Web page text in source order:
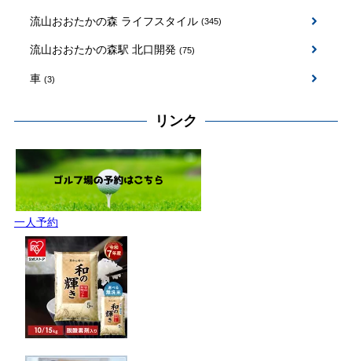
流山おおたかの森 ライフスタイル (345)
流山おおたかの森駅 北口開発 (75)
車 (3)
リンク
一人予約